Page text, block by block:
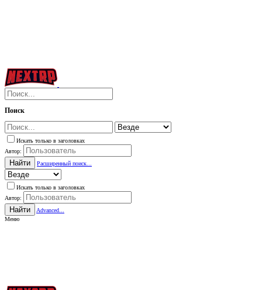
Поиск
Искать только в заголовках
Автор:
Найти Расширенный поиск...
Искать только в заголовках
Автор:
Найти
Advanced...
Меню